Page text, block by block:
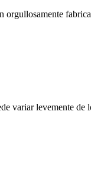
orgullosamente
variar levemente de